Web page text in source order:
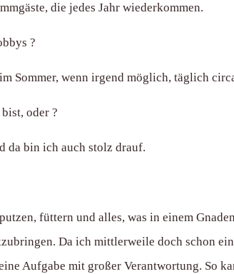
die jedes Jahr wiederkommen.
?
Sommer, wenn irgend möglich, täglich
oder ?
da bin ich auch stolz drauf.
füttern und alles, was in einem
Da ich mittlerweile doch schon
Aufgabe mit großer Verantwortung. So